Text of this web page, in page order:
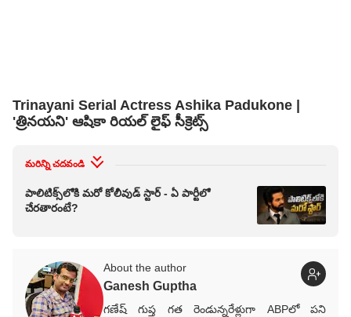
Trinayani Serial Actress Ashika Padukone |
'త్రినయని' ఆషికా రియల్ లైఫ్ సీక్రెట్స్
మరిన్ని చదవండి
పాలిటిక్స్‌లోకి మరో కోలీవుడ్ స్టార్ - ఏ పార్టీలో
చేరతారంటే?
About the author
Ganesh Guptha
గణేష్ గుప్త గత రెండున్నరేళ్లుగా ABPలో పని